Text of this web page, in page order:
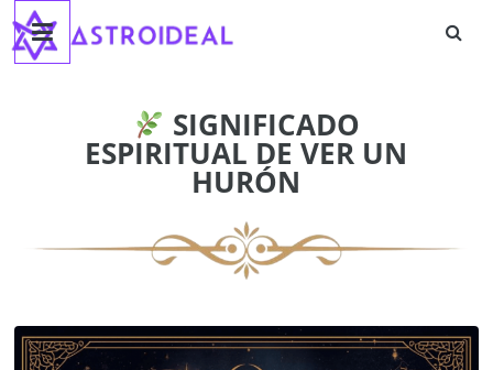
Saltar
contenido
Astroideal
SIGNIFICADO
ESPIRITUAL DE VER UN
HURÓN